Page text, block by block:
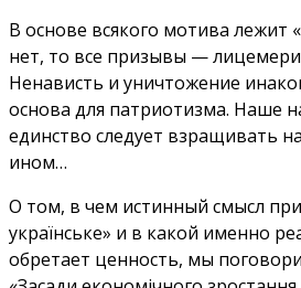
В основе всякого мотива лежит
нет, то все призывы —
Ненависть и уничтожение
основа для патриотизма. Наше
единство следует взращивать
ином…
О том, в чем истинный смысл
українське» и в какой именно
обретает ценность, мы